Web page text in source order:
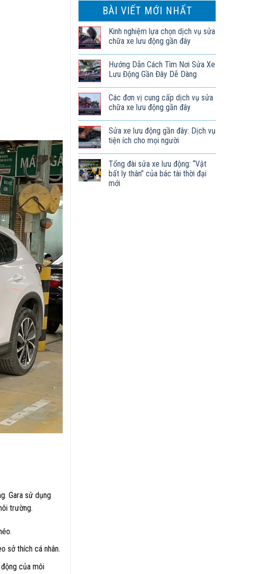
Gara sử dụng
trường.
sở thích cá nhân.
của môi
BÀI VIẾT MỚI NHẤT
Kinh nghiệm lựa chọn dịch vụ sửa
chữa xe lưu động gần đây
Hướng Dẫn Cách Tìm Nơi Sửa Xe
Lưu Động Gần Đây Dễ Dàng
Các đơn vị cung cấp dịch vụ sửa
chữa xe lưu động gần đây
Sửa xe lưu động gần đây: Dịch vụ
tiện ích cho mọi người
Tổng đài sửa xe lưu động: “Vật
bất ly thân” của bác tài thời đại
mới